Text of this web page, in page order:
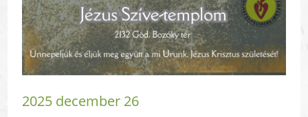
2025 december 26